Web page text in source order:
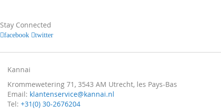
:Stay Connected
facebook twitter
Kannai
Krommewetering 71, 3543 AM Utrecht, les Pays-Bas
Email: klantenservice@kannai.nl
Tel: +31(0) 30-2676204